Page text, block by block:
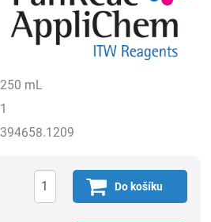
250 mL
1
394658.1209
Do košíku